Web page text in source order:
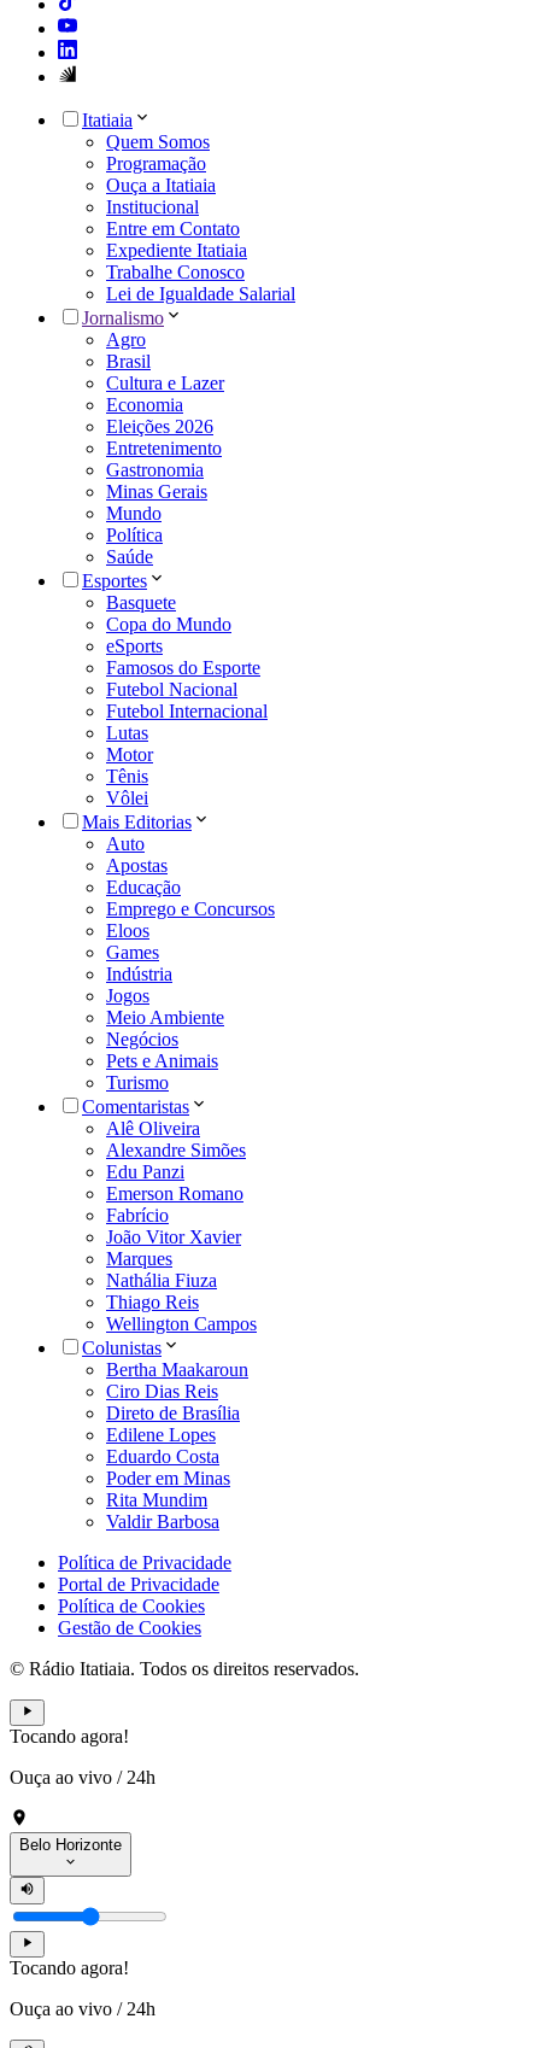
Itatiaia
Quem Somos
Programação
Ouça a Itatiaia
Institucional
Entre em Contato
Expediente Itatiaia
Trabalhe Conosco
Lei de Igualdade Salarial
Jornalismo
Agro
Brasil
Cultura e Lazer
Economia
Eleições 2026
Entretenimento
Gastronomia
Minas Gerais
Mundo
Política
Saúde
Esportes
Basquete
Copa do Mundo
eSports
Famosos do Esporte
Futebol Nacional
Futebol Internacional
Lutas
Motor
Tênis
Vôlei
Mais Editorias
Auto
Apostas
Educação
Emprego e Concursos
Eloos
Games
Indústria
Jogos
Meio Ambiente
Negócios
Pets e Animais
Turismo
Comentaristas
Alê Oliveira
Alexandre Simões
Edu Panzi
Emerson Romano
Fabrício
João Vitor Xavier
Marques
Nathália Fiuza
Thiago Reis
Wellington Campos
Colunistas
Bertha Maakaroun
Ciro Dias Reis
Direto de Brasília
Edilene Lopes
Eduardo Costa
Poder em Minas
Rita Mundim
Valdir Barbosa
Política de Privacidade
Portal de Privacidade
Política de Cookies
Gestão de Cookies
© Rádio Itatiaia. Todos os direitos reservados.
Tocando agora!
Ouça ao vivo / 24h
Belo Horizonte
Tocando agora!
Ouça ao vivo / 24h